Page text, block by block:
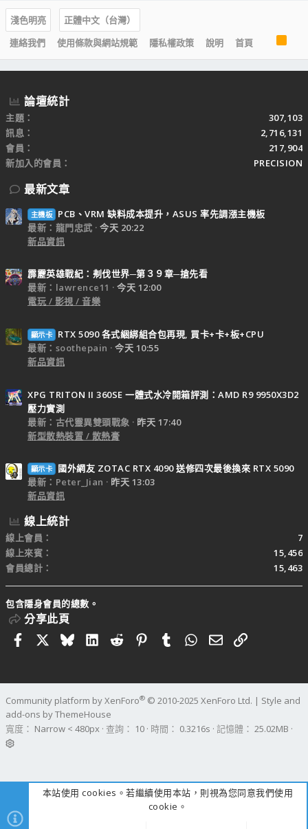
淺色明亮
正體中文（台灣）
連絡我們
使用條款與網站規範 隱私權政策 說明 首頁
S
論壇統計
主題
307,103
訊息
2,716,131
會員
217,904
新加入的會員
PRECISION
最新文章
主機板
PCB、VRM 缺料成本提升，ASUS 率先調漲主機板
最新：龍門忠武
今天 20:22
新品資訊
霹靂英雄戰紀：刜伐世界─第３９章─搶先看
最新：lawrence11
今天 12:00
電玩 / 影視 / 音樂
顯示卡
RTX 5090 各式綑綁組合包再現, 買卡+卡+板+CPU
最新：soothepain
今天 10:55
新品資訊
XPG TRITON II 360SE 一體式水冷開箱評測：AMD R9 9950X3D2
壓力實測
最新：古代靈異雙頭戰象
昨天 17:40
新型散熱裝置 / 散熱膏
顯示卡
國外網友 ZOTAC RTX 4090 送修四次最後換來 RTX 5090
最新：Peter_Jian
昨天 13:03
新品資訊
線上統計
線上會員
7
線上來賓
15,456
會員總計
15,463
包含隱身會員的總數。
分享此頁
FacebookBlueskyLinkedIn
RedditPinterestTumblrWhatsApp
電子郵件
連結
Community platform by XenForo® © 2010-2025 XenForo Ltd. | Style and
add-ons by ThemeHouse
寬度
查詢 10 時間 0.3216s 記憶體 25.02MB
本站使用 cookies。若繼續使用本站，則視為您同意我們使用
cookie。